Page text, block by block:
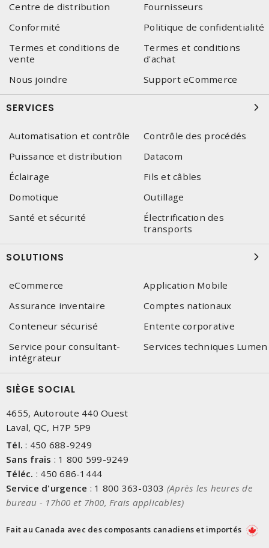
Centre de distribution
Fournisseurs
Conformité
Politique de confidentialité
Termes et conditions de
vente
Termes et conditions
d'achat
Nous joindre
Support eCommerce
SERVICES
Automatisation et contrôle
Contrôle des procédés
Puissance et distribution
Datacom
Éclairage
Fils et câbles
Domotique
Outillage
Santé et sécurité
Électrification des
transports
SOLUTIONS
eCommerce
Application Mobile
Assurance inventaire
Comptes nationaux
Conteneur sécurisé
Entente corporative
Service pour consultant-
intégrateur
Services techniques Lumen
SIÈGE SOCIAL
4655, Autoroute 440 Ouest
Laval, QC, H7P 5P9
Tél. : 450 688-9249
Sans frais : 1 800 599-9249
Téléc. : 450 686-1444
Service d'urgence : 1 800 363-0303 (Après les heures de
bureau - 17h00 et 7h00, Frais applicables)
Fait au Canada avec des composants canadiens et importés